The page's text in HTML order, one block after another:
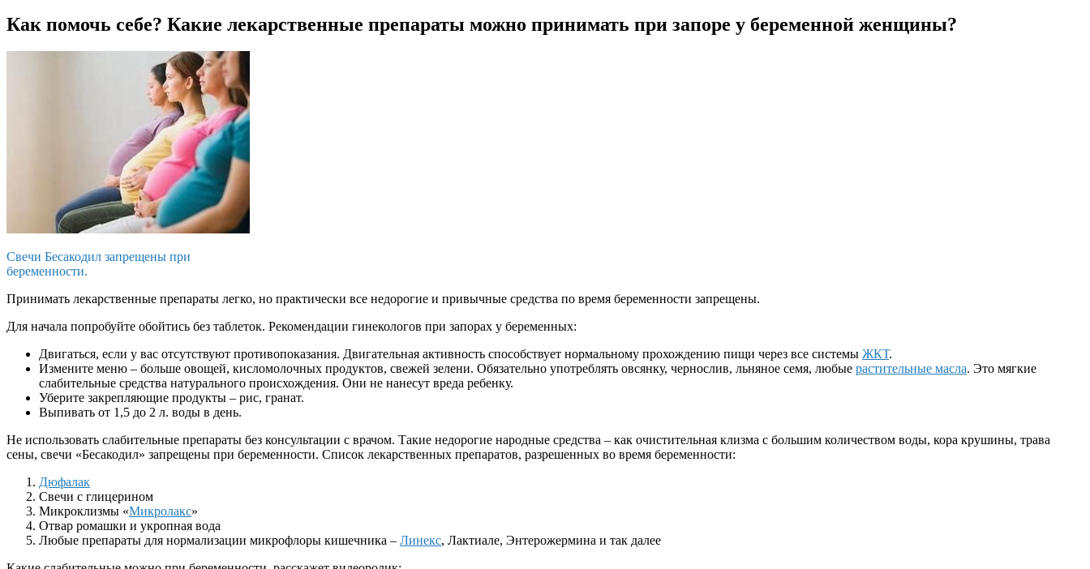
Как помочь себе? Какие лекарственные препараты можно принимать при запоре у беременной женщины?
Свечи Бесакодил запрещены при
беременности.
Принимать лекарственные препараты легко, но практически все недорогие и привычные средства по время беременности запрещены.
Для начала попробуйте обойтись без таблеток. Рекомендации гинекологов при запорах у беременных:
Двигаться, если у вас отсутствуют противопоказания. Двигательная активность способствует нормальному прохождению пищи через все системы ЖКТ.
Измените меню – больше овощей, кисломолочных продуктов, свежей зелени. Обязательно употреблять овсянку, чернослив, льняное семя, любые растительные масла. Это мягкие
слабительные средства натурального происхождения. Они не нанесут вреда ребенку.
Уберите закрепляющие продукты – рис, гранат.
Выпивать от 1,5 до 2 л. воды в день.
Не использовать слабительные препараты без консультации с врачом. Такие недорогие народные средства – как очистительная клизма с большим количеством воды, кора крушины, трава
сены, свечи «Бесакодил» запрещены при беременности. Список лекарственных препаратов, разрешенных во время беременности:
Дюфалак
Свечи с глицерином
Микроклизмы «Микролакс»
Отвар ромашки и укропная вода
Любые препараты для нормализации микрофлоры кишечника – Линекс, Лактиале, Энтерожермина и так далее